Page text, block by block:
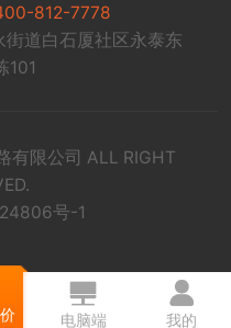
812-7778
道白石厦社区永泰东
101
有限公司 ALL RIGHT
号-1
电脑端 我的